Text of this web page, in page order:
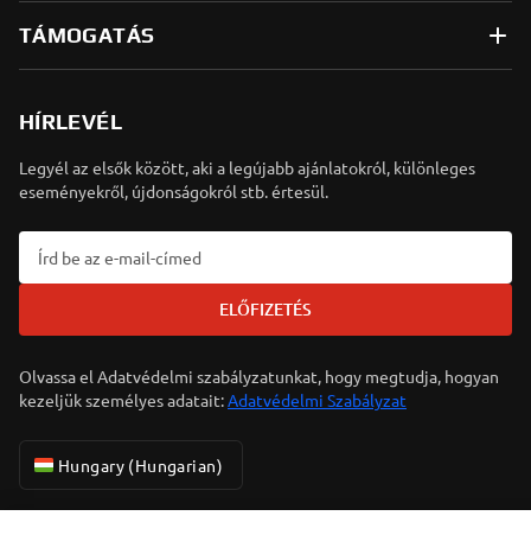
TÁMOGATÁS
HÍRLEVÉL
Legyél az elsők között, aki a legújabb ajánlatokról, különleges
eseményekről, újdonságokról stb. értesül.
ELŐFIZETÉS
Olvassa el Adatvédelmi szabályzatunkat, hogy megtudja, hogyan
kezeljük személyes adatait:Adatvédelmi Szabályzat
Hungary (Hungarian)